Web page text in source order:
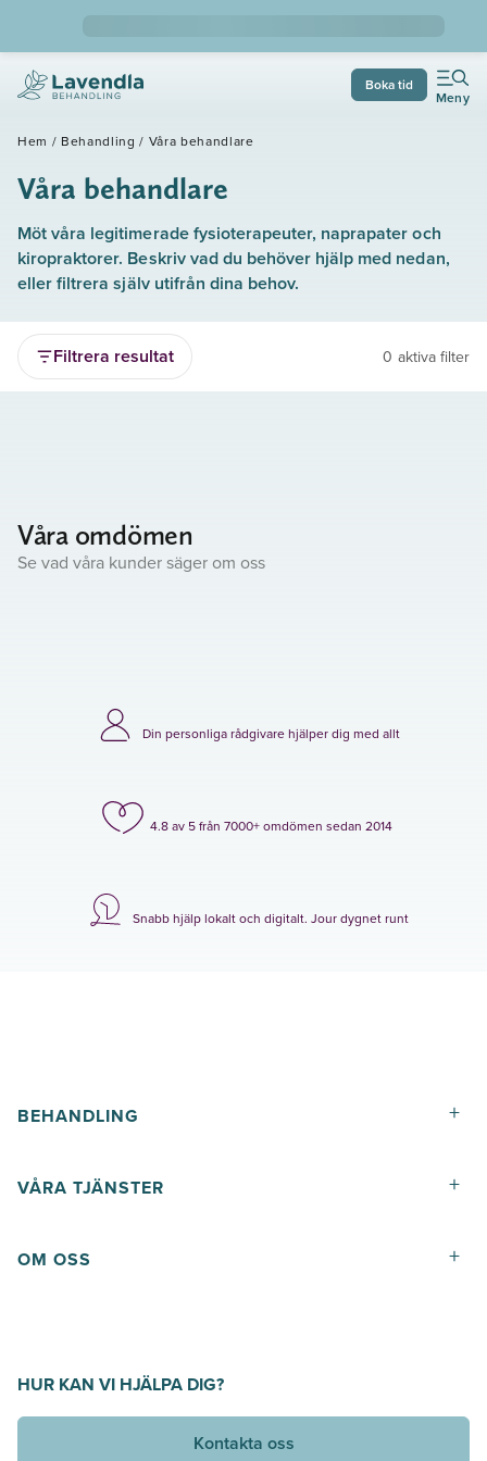
Boka tid
Meny
Hem / Behandling / Våra behandlare
Våra behandlare
Möt våra legitimerade fysioterapeuter, naprapater och
kiropraktorer. Beskriv vad du behöver hjälp med nedan,
eller filtrera själv utifrån dina behov.
Filtrera resultat 0 aktiva filter
Våra omdömen
Se vad våra kunder säger om oss
Din personliga rådgivare hjälper dig med allt
4.8 av 5 från 7000+ omdömen sedan 2014
Snabb hjälp lokalt och digitalt. Jour dygnet runt
BEHANDLING +
VÅRA TJÄNSTER +
OM OSS +
HUR KAN VI HJÄLPA DIG?
Kontakta oss